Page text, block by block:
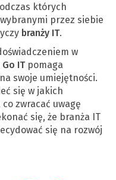
których
przez siebie
branży IT.
w
ITpomaga
swoje umiejętności.
się w jakich
zwracać uwagę
się, że branża IT
się na rozwój